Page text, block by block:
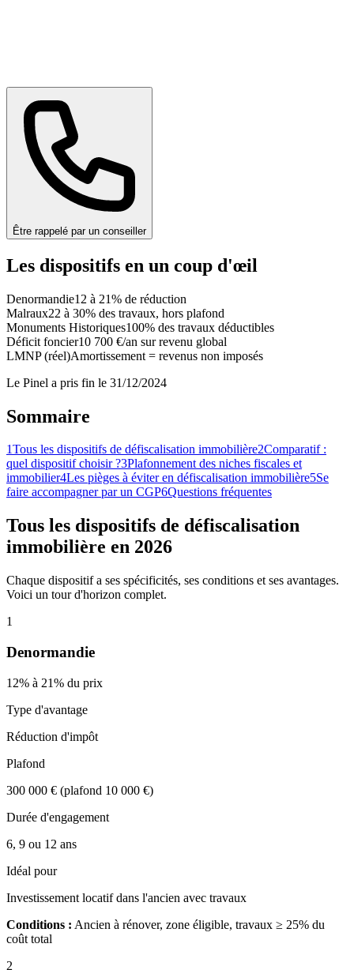
Être rappelé par un conseiller
Les dispositifs en un coup d'œil
Denormandie12 à 21% de réduction
Malraux22 à 30% des travaux, hors plafond
Monuments Historiques100% des travaux déductibles
Déficit foncier10 700 €/an sur revenu global
LMNP (réel)Amortissement = revenus non imposés
Le Pinel a pris fin le 31/12/2024
Sommaire
1Tous les dispositifs de défiscalisation immobilière2Comparatif :
quel dispositif choisir ?3Plafonnement des niches fiscales et
immobilier4Les pièges à éviter en défiscalisation immobilière5Se
faire accompagner par un CGP6Questions fréquentes
Tous les dispositifs de défiscalisation
immobilière en 2026
Chaque dispositif a ses spécificités, ses conditions et ses avantages.
Voici un tour d'horizon complet.
1
Denormandie
12% à 21% du prix
Type d'avantage
Réduction d'impôt
Plafond
300 000 € (plafond 10 000 €)
Durée d'engagement
6, 9 ou 12 ans
Idéal pour
Investissement locatif dans l'ancien avec travaux
Conditions : Ancien à rénover, zone éligible, travaux ≥ 25% du
coût total
2